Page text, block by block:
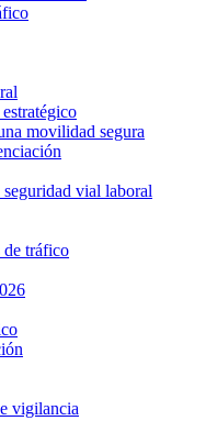
movilidad segura
vial laboral
de tráfico
vigilancia